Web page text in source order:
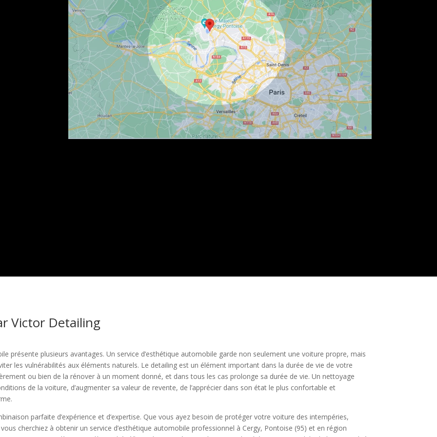
Victor Detailing
présente plusieurs avantages. Un service d’esthétique automobile garde non seulement une voiture propre, mais
les vulnérabilités aux éléments naturels. Le detailing est un élément important dans la durée de vie de votre
ou bien de la rénover à un moment donné, et dans tous les cas prolonge sa durée de vie. Un nettoyage
de la voiture, d’augmenter sa valeur de revente, de l’apprécier dans son état le plus confortable et
parfaite d’expérience et d’expertise. Que vous ayez besoin de protéger votre voiture des intempéries,
cherchiez à obtenir un service d’esthétique automobile professionnel à Cergy, Pontoise (95) et en région